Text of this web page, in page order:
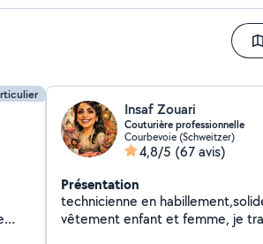
Insaf Zouari
Couturière professionnelle
Courbevoie (Schweitzer)
4,8/5 (67 avis)
Présentation
technicienne en
vêtement enfant et femme, je